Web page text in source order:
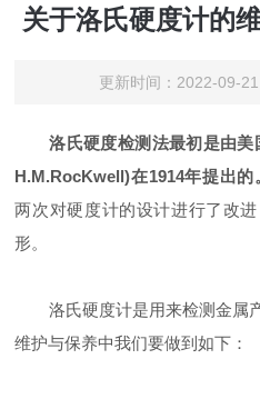
关于洛氏硬度计的
更新时间：2022-09-
洛氏硬度检测法最初是由
H.M.RocKwell)在1914年提出的
两次对硬度计的设计进行了改
形。
洛氏硬度计是用来检测金属
维护与保养中我们要做到如下：